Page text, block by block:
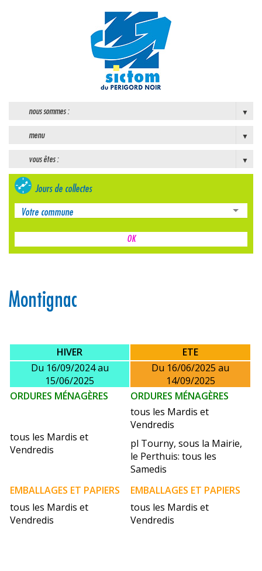
nous sommes :
menu
vous êtes :
Jours de collectes
Montignac
HIVER
ETE
Du 16/09/2024 au
15/06/2025
Du 16/06/2025 au
14/09/2025
ORDURES MÉNAGÈRES ORDURES MÉNAGÈRES
tous les Mardis et
Vendredis
tous les Mardis et
Vendredis
pl Tourny, sous la Mairie,
le Perthuis: tous les
Samedis
EMBALLAGES ET PAPIERS
EMBALLAGES ET PAPIERS
tous les Mardis et
Vendredis
tous les Mardis et
Vendredis